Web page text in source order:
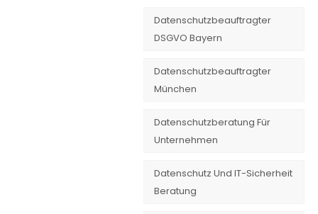
Datenschutzbeauftragter
DSGVO Bayern
Datenschutzbeauftragter
München
Datenschutzberatung Für
Unternehmen
Datenschutz Und IT-Sicherheit
Beratung